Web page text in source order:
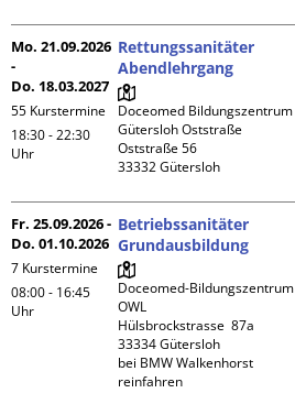
Mo. 21.09.2026
-
Do. 18.03.2027
55 Kurstermine
18:30 - 22:30
Uhr
Rettungssanitäter
Abendlehrgang
Doceomed Bildungszentrum
Gütersloh Oststraße
Oststraße 56
Fr. 25.09.2026 -
Do. 01.10.2026
7 Kurstermine
08:00 - 16:45
Uhr
Betriebssanitäter
Grundausbildung
Doceomed-Bildungszentrum
OWL
Hülsbrockstrasse  87a
33334 Gütersloh
bei BMW Walkenhorst
reinfahren